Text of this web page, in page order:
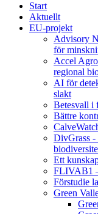
Start
Aktuellt
EU-projekt
Advisory
för
Accel
regional
AI för
slakt
Betesvall i
Bättre
DivGrass -
Ett
FLIVAB1
Förstudie
Green